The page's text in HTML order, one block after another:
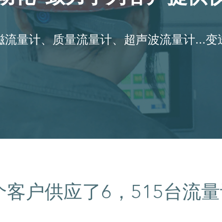
量计、质量流量计、超声波流量计...
客户供应了6，515台流